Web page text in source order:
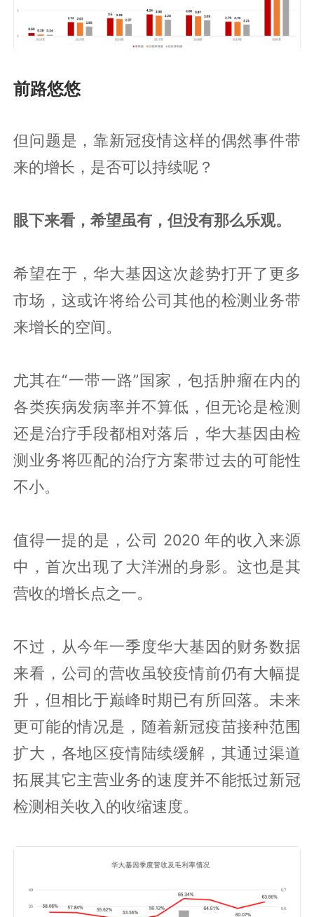
前路悠悠
但问题是，靠新冠疫情这样的偶然事件带
来的增长，是否可以持续呢？
眼下来看，希望虽有，但没有那么乐观。
希望在于，华大基因这次趁势打开了更多
市场，这或许将给公司其他的检测业务带
来增长的空间。
尤其在“一带一路”国家，包括肿瘤在内的
各类疾病发病率并不算低，但无论是检测
还是治疗手段都相对落后，华大基因由检
测业务将匹配的治疗方案带过去的可能性
不小。
值得一提的是，公司 2020 年的收入来源
中，首次出现了大洋洲的身影。这也是其
营收的增长点之一。
不过，从今年一季度华大基因的财务数据
来看，公司的营收虽较疫情前仍有大幅提
升，但相比于巅峰时期已有所回落。未来
更可能的情况是，随着新冠疫苗接种范围
扩大，各地区疫情陆续缓解，其通过渠道
拓展其它主营业务的速度并不能抵过新冠
检测相关收入的收缩速度。